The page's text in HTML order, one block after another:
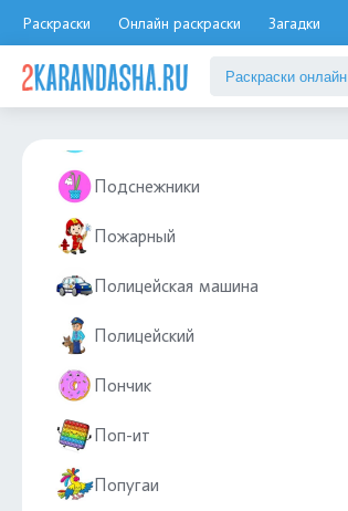
Раскраски Онлайн раскраски Загадки
Подарки
Подснежники
Пожарный
Полицейская машина
Полицейский
Пончик
Поп-ит
Попугаи